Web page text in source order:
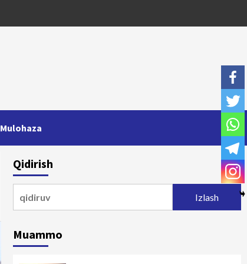
Mulohaza
Qidirish
Muammo